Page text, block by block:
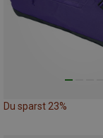
Du sparst 23%